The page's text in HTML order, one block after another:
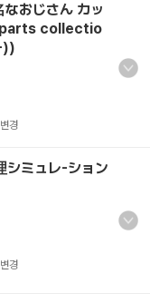
おじさん カッ
parts collectio
))
변경
ミュレ-ション
변경